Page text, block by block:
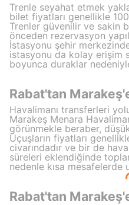
Trenle seyahat etmek
bilet fiyatları genellikle
Trenler güvenilir ve sakin
önceden rezervasyon
İstasyonu şehir
istasyonu da kolay erişim
boyunca duraklar
Rabat'tan
Havalimanı transferleri
Marakeş Menara
görünmekle beraber,
Uçuşların fiyatları
civarındadır ve bir de
süreleri eklendiğinde
nedenle kısa
Rabat'tan